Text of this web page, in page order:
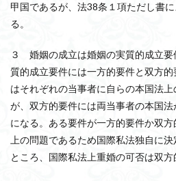
甲国であるが、法38条１項ただし書
る。
３ 婚姻の成立は婚姻の実質的成立要
質的成立要件には一方的要件と双方
はそれぞれの当事者に自らの本国法
が、双方的要件には両当事者の本国
になる。ある要件が一方的要件か双
上の問題であるため国際私法独自に
ところ、国際私法上重婚の可否は双方